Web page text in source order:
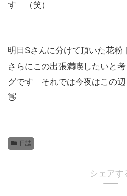
す （笑）
明日Sさんに分けて頂いた花
さらにこの出張満喫したいと
グです それでは今夜はこの辺
👋
日誌
シェアす